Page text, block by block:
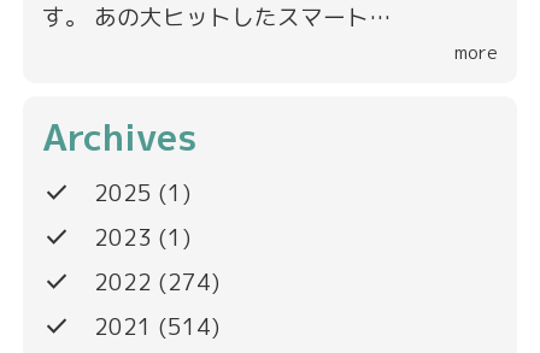
す。 あの大ヒットしたスマート…
more
Archives
done 2025 (1)
done 2023 (1)
done 2022 (274)
done 2021 (514)